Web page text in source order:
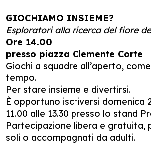
GIOCHIAMO INSIEME?
Esploratori alla ricerca del fiore
Ore 14.00
presso piazza Clemente Corte
Giochi a squadre all’aperto,
tempo.
Per stare insieme e divertirsi.
È opportuno iscriversi domenica
11.00 alle 13.30 presso lo stand
Partecipazione libera e gratuita,
soli o accompagnati da adulti.